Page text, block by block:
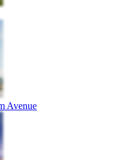
Avenue